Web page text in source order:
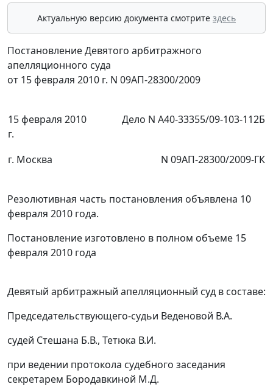
Актуальную версию документа смотрите здесь
Постановление Девятого арбитражного
апелляционного суда
от 15 февраля 2010 г. N 09АП-28300/2009
15 февраля 2010
г.
Дело N А40-33355/09-103-112Б
г. Москва N 09АП-28300/2009-ГК
Резолютивная часть постановления объявлена 10
февраля 2010 года.
Постановление изготовлено в полном объеме 15
февраля 2010 года
Девятый арбитражный апелляционный суд в составе:
Председательствующего-судьи Веденовой В.А.
судей Стешана Б.В., Тетюка В.И.
при ведении протокола судебного заседания
секретарем Бородавкиной М.Д.